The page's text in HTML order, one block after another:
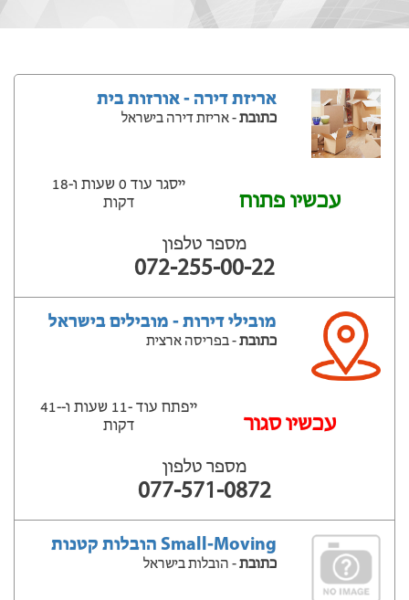
אריזת דירה - אורזות בית
כתובת- אריזת דירה בישראל
עכשיו פתוח
ייסגר עוד 0 שעות ‫ו-18
דקות
מספר טלפון
072-255-00-22
מובילי דירות - מובילים בישראל
כתובת- בפריסה ארצית
‫עכשיו סגור
ייפתח עוד -11 שעות ‫ו--41
דקות
מספר טלפון
077-571-0872
Small-Moving הובלות קטנות
כתובת- הובלות בישראל